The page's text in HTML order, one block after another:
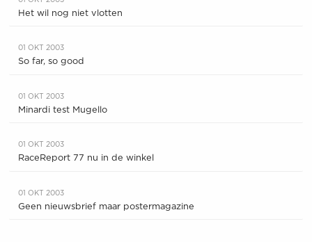
Het wil nog niet vlotten
01 OKT 2003
So far, so good
01 OKT 2003
Minardi test Mugello
01 OKT 2003
RaceReport 77 nu in de winkel
01 OKT 2003
Geen nieuwsbrief maar postermagazine